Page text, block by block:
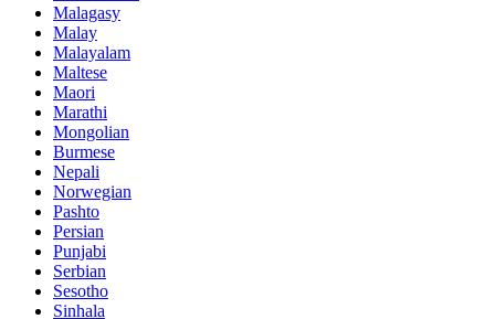
Malagasy
Malay
Malayalam
Maltese
Maori
Marathi
Mongolian
Burmese
Nepali
Norwegian
Pashto
Persian
Punjabi
Serbian
Sesotho
Sinhala